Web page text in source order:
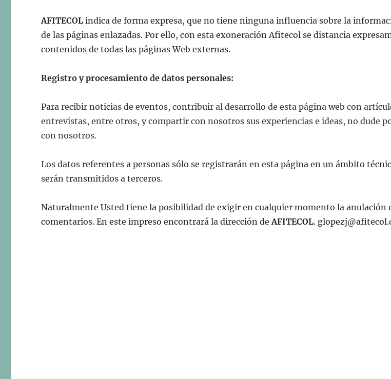
AFITECOL indica de forma expresa, que no tiene ninguna influencia sobre la
de las páginas enlazadas. Por ello, con esta exoneración Afitecol se distancia
contenidos de todas las páginas Web externas.
Registro y procesamiento de datos personales:
Pararecibir noticias de eventos,contribuir al desarrollo de esta página web con
entrevistas, entre otros, ycompartir con nosotros sus experiencias e ideas, no dude
connosotros.
Los datosreferentes a personas sólo se registrarán en esta página en un ámbito
serán transmitidos a terceros.
Naturalmente Usted tiene la posibilidad de exigir en cualquier momento la anulación
comentarios. En este impreso encontrará la dirección deAFITECOL.